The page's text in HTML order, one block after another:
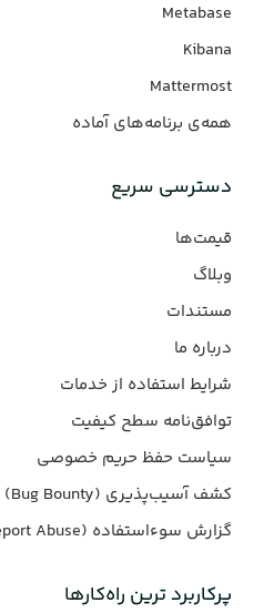
Metabase
Kibana
Mattermost
همه‌ی برنامه‌های آماده
دسترسی سریع
قیمت‌ها
وبلاگ
مستندات
درباره ما
شرایط استفاده از خدمات
توافق‌نامه سطح کیفیت
سیاست حفظ حریم خصوصی
کشف آسیب‌پذیری (Bug Bounty)
گزارش سوءاستفاده (Report Abuse)
پرکاربرد ترین راه‌کارها